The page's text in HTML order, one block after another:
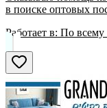
в поиске оптовых
Работает в: По